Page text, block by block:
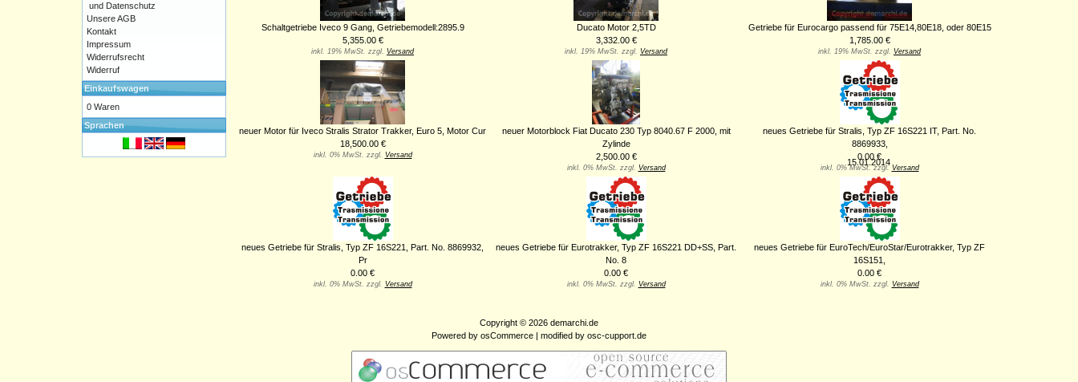
Schaltgetriebe Iveco 9 Gang, Getriebemodell:2895.9
5,355.00 €
inkl. 19% MwSt. zzgl. Versand
Ducato Motor 2,5TD
3,332.00 €
inkl. 19% MwSt. zzgl. Versand
Getriebe für Eurocargo passend für 75E14,80E18, oder 80E15
1,785.00 €
inkl. 19% MwSt. zzgl. Versand
neuer Motor für Iveco Stralis Strator Trakker, Euro 5, Motor Cur
18,500.00 €
inkl. 0% MwSt. zzgl. Versand
neuer Motorblock Fiat Ducato 230 Typ 8040.67 F 2000, mit
Zylinde
2,500.00 €
inkl. 0% MwSt. zzgl. Versand
neues Getriebe für Stralis, Typ ZF 16S221 IT, Part. No.
8869933,
0.00 €
inkl. 0% MwSt. zzgl. Versand
neues Getriebe für Stralis, Typ ZF 16S221, Part. No. 8869932,
Pr
0.00 €
inkl. 0% MwSt. zzgl. Versand
neues Getriebe für Eurotrakker, Typ ZF 16S221 DD+SS, Part.
No. 8
0.00 €
inkl. 0% MwSt. zzgl. Versand
neues Getriebe für EuroTech/EuroStar/Eurotrakker, Typ ZF
16S151,
0.00 €
inkl. 0% MwSt. zzgl. Versand
und Datenschutz
Unsere AGB
Kontakt
Impressum
Widerrufsrecht
Widerruf
Einkaufswagen
0 Waren
Sprachen
15.01.2014
Copyright © 2026 demarchi.de
Powered by osCommerce | modified by osc-cupport.de